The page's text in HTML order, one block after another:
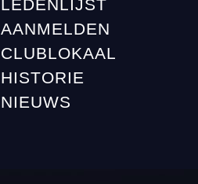
LEDENLIJST
AANMELDEN
CLUBLOKAAL
HISTORIE
NIEUWS